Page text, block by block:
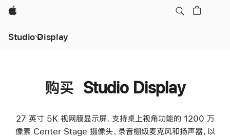
Apple
Studio Display
购买 Studio Display
27 英寸 5K 视网膜显示屏、支持桌上视角功能的 1200 万
像素 Center Stage 摄像头、录音棚级麦克风和扬声器，以